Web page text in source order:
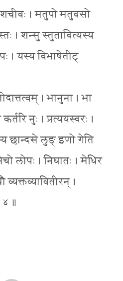
शचीवः । मतुपो मतुवसो
। शन्सु स्तुतावित्यस्य
। यस्य विभाषेतीट्
। भानुना । भा
नुः । प्रत्ययस्वरः ।
छान्दसे लुङ् इणो गेति
लोपः । निघातः । मेधिर
व्यक्तव्यावितीरन् ।
४ ॥